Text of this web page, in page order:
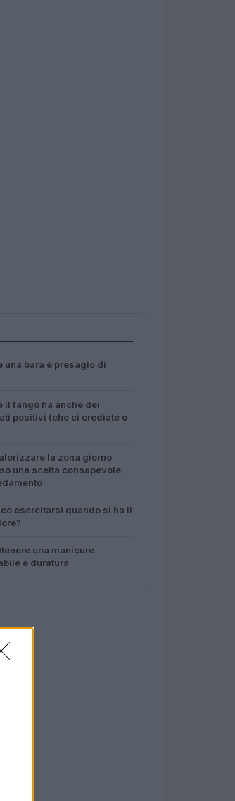
una bara è presagio di
il fango ha anche dei
positivi (che ci crediate o
la zona giorno
una scelta consapevole
esercitarsi quando si ha il
una manicure
e duratura